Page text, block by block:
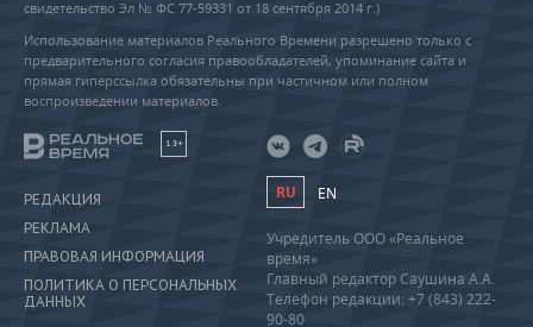
свидетельство Эл № ФС 77-59331 от 18 сентября 2014 г.)
Использование материалов Реального Времени разрешено только с
предварительного согласия правообладателей, упоминание сайта и
прямая гиперссылка обязательны при частичном или полном
воспроизведении материалов.
18+
РЕДАКЦИЯ
РЕКЛАМА
ПРАВОВАЯ ИНФОРМАЦИЯ
ПОЛИТИКА О ПЕРСОНАЛЬНЫХ
ДАННЫХ
RU EN
Учредитель ООО «Реальное
время»
Главный редактор Саушина А.А.
Телефон редакции: +7 (843) 222-
90-80